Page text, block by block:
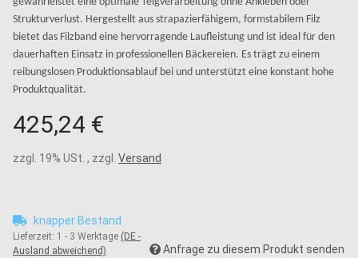
Strukturverlust. Hergestellt aus strapazierfähigem, formstabilem Filz
bietet das Filzband eine hervorragende Laufleistung und ist ideal für den
dauerhaften Einsatz in professionellen Bäckereien. Es trägt zu einem
reibungslosen Produktionsablauf bei und unterstützt eine konstant hohe
Produktqualität.
425,24 €
zzgl. 19% USt. , zzgl. Versand
knapper Bestand
Lieferzeit: 1 - 3 Werktage (DE -
Ausland abweichend)
Anfrage zu diesem Produkt senden